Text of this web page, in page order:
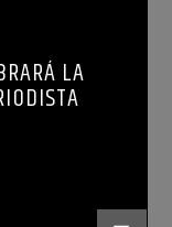
LA